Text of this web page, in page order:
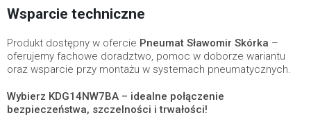
Wsparcie techniczne
Produkt dostępny w ofercie Pneumat Sławomir Skórka –
oferujemy fachowe doradztwo, pomoc w doborze wariantu
oraz wsparcie przy montażu w systemach pneumatycznych.
Wybierz KDG14NW7BA – idealne połączenie
bezpieczeństwa, szczelności i trwałości!